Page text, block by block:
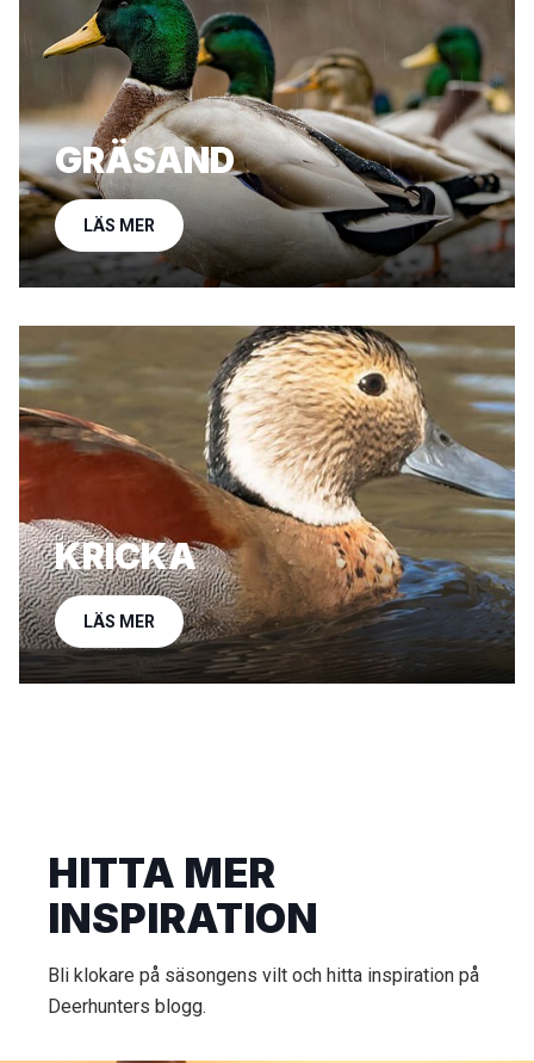
GRÄSAND
LÄS MER
KRICKA
LÄS MER
HITTA MER
INSPIRATION
Bli klokare på säsongens vilt och hitta inspiration på
Deerhunters blogg.